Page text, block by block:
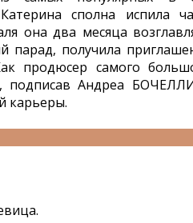
сполна испила
она два месяца
парад, получила
продюсер самого
подписав Андреа
карьеры.